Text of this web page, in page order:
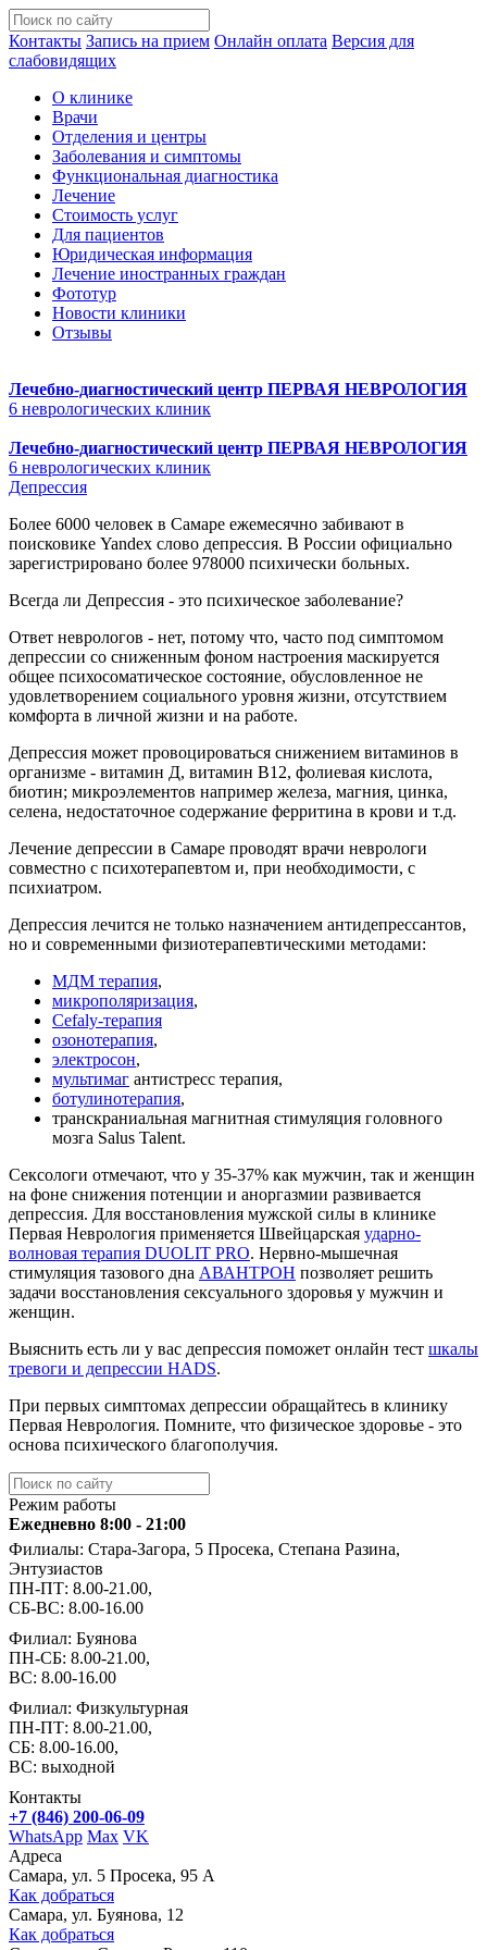
Контакты Запись на прием Онлайн оплата Версия для
слабовидящих
О клинике
Врачи
Отделения и центры
Заболевания и симптомы
Функциональная диагностика
Лечение
Стоимость услуг
Для пациентов
Юридическая информация
Лечение иностранных граждан
Фототур
Новости клиники
Отзывы
Лечебно-диагностический центр ПЕРВАЯ НЕВРОЛОГИЯ
6 неврологических клиник
Лечебно-диагностический центр ПЕРВАЯ НЕВРОЛОГИЯ
6 неврологических клиник
Депрессия
Более 6000 человек в Самаре ежемесячно забивают в
поисковике Yandex слово депрессия. В России официально
зарегистрировано более 978000 психически больных.
Всегда ли Депрессия - это психическое заболевание?
Ответ неврологов - нет, потому что, часто под симптомом
депрессии со сниженным фоном настроения маскируется
общее психосоматическое состояние, обусловленное не
удовлетворением социального уровня жизни, отсутствием
комфорта в личной жизни и на работе.
Депрессия может провоцироваться снижением витаминов в
организме - витамин Д, витамин B12, фолиевая кислота,
биотин; микроэлементов например железа, магния, цинка,
селена, недостаточное содержание ферритина в крови и т.д.
Лечение депрессии в Самаре проводят врачи неврологи
совместно с психотерапевтом и, при необходимости, с
психиатром.
Депрессия лечится не только назначением антидепрессантов,
но и современными физиотерапевтическими методами:
МДМ терапия,
микрополяризация,
Cefaly-терапия
озонотерапия,
электросон,
мультимаг антистресс терапия,
ботулинотерапия,
транскраниальная магнитная стимуляция головного
мозга Salus Talent.
Сексологи отмечают, что у 35-37% как мужчин, так и женщин
на фоне снижения потенции и аноргазмии развивается
депрессия. Для восстановления мужской силы в клинике
Первая Неврология применяется Швейцарская ударно-
волновая терапия DUOLIT PRO. Нервно-мышечная
стимуляция тазового дна АВАНТРОН позволяет решить
задачи восстановления сексуального здоровья у мужчин и
женщин.
Выяснить есть ли у вас депрессия поможет онлайн тест шкалы
тревоги и депрессии HADS.
При первых симптомах депрессии обращайтесь в клинику
Первая Неврология. Помните, что физическое здоровье - это
основа психического благополучия.
Режим работы
Ежедневно 8:00 - 21:00
Филиалы: Стара-Загора, 5 Просека, Степана Разина,
Энтузиастов
ПН-ПТ: 8.00-21.00,
СБ-ВС: 8.00-16.00
Филиал: Буянова
ПН-СБ: 8.00-21.00,
ВС: 8.00-16.00
Филиал: Физкультурная
ПН-ПТ: 8.00-21.00,
СБ: 8.00-16.00,
ВС: выходной
Контакты
+7 (846) 200-06-09
WhatsApp Max VK
Адреса
Самара, ул. 5 Просека, 95 А
Как добраться
Самара, ул. Буянова, 12
Как добраться